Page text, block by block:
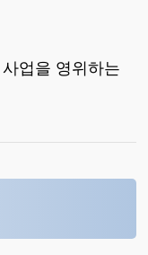
업을 영위하는